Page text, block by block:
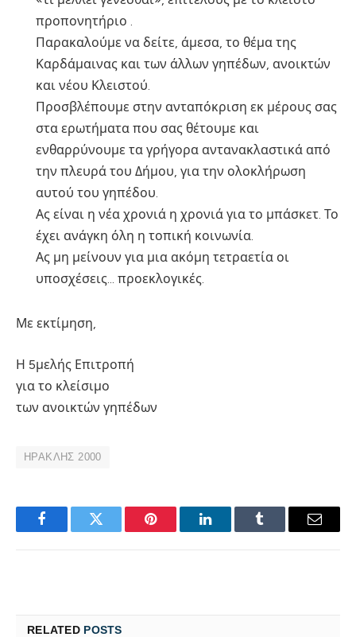
προπονητήριο .
Παρακαλούμε να δείτε, άμεσα, το θέμα της
Καρδάμαινας και των άλλων γηπέδων, ανοικτών
και νέου Κλειστού.
Προσβλέπουμε στην ανταπόκριση εκ μέρους σας
στα ερωτήματα που σας θέτουμε και
ενθαρρύνουμε τα γρήγορα αντανακλαστικά από
την πλευρά του Δήμου, για την ολοκλήρωση
αυτού του γηπέδου.
Ας είναι η νέα χρονιά η χρονιά για το μπάσκετ. Το
έχει ανάγκη όλη η τοπική κοινωνία.
Ας μη μείνουν για μια ακόμη τετραετία οι
υποσχέσεις… προεκλογικές.
Με εκτίμηση,
Η 5μελής Επιτροπή
για το κλείσιμο
των ανοικτών γηπέδων
ΗΡΑΚΛΗΣ 2000
FacebookTwitter Pinterest LinkedInTumblr Email
RELATED POSTS